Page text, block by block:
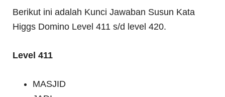
Berikut ini adalah Kunci Jawaban Susun Kata
Higgs Domino Level 411 s/d level 420.
Level 411
MASJID